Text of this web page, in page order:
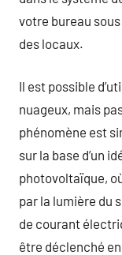
votre bureau
des locaux.
Il est possible
nuageux, mais
phénomène est
sur la base d’un
photovoltaïque,
par la lumière du
de courant
être déclenché